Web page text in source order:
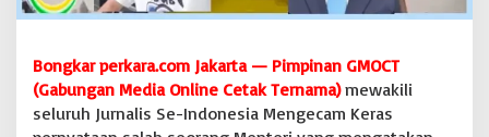
p
y
a
i
Bongkar perkara.com Jakarta — Pimpinan GMOCT
(Gabungan Media Online Cetak Ternama)mewakili
seluruh Jurnalis Se-Indonesia Mengecam Keras